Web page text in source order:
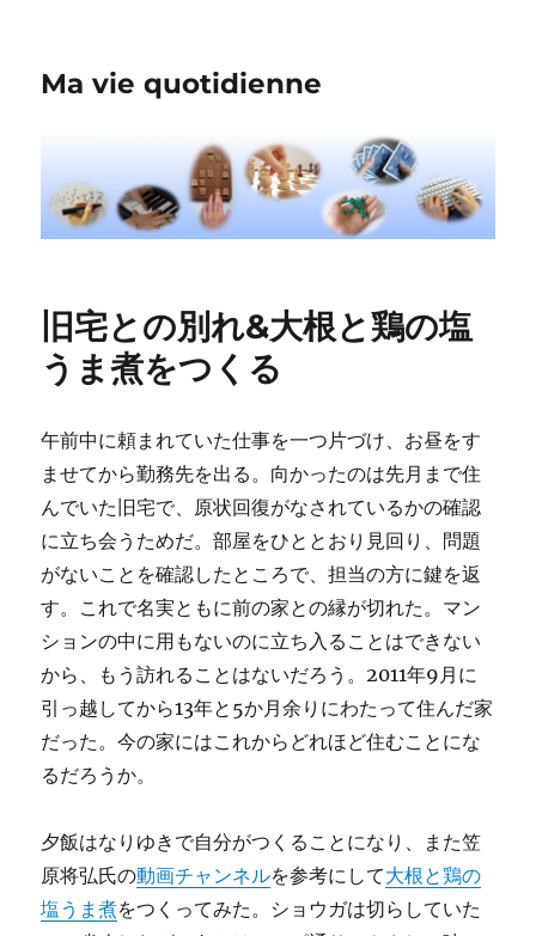
Ma vie quotidienne
旧宅との別れ&大根と鶏の塩
うま煮をつくる
午前中に頼まれていた仕事を一つ片づけ、お昼をす
ませてから勤務先を出る。向かったのは先月まで住
んでいた旧宅で、原状回復がなされているかの確認
に立ち会うためだ。部屋をひととおり見回り、問題
がないことを確認したところで、担当の方に鍵を返
す。これで名実ともに前の家との縁が切れた。マン
ションの中に用もないのに立ち入ることはできない
から、もう訪れることはないだろう。2011年9月に
引っ越してから13年と5か月余りにわたって住んだ家
だった。今の家にはこれからどれほど住むことにな
るだろうか。
夕飯はなりゆきで自分がつくることになり、また笠
原将弘氏の動画チャンネルを参考にして大根と鶏の
塩うま煮をつくってみた。ショウガは切らしていた